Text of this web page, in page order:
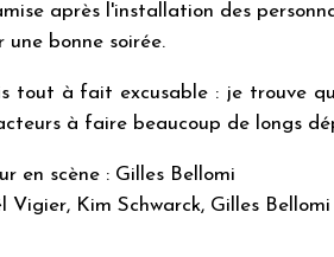
après l'installation des
une bonne soirée.
tout à fait excusable : je trouve
à faire beaucoup de longs
en scène : Gilles Bellomi
Vigier, Kim Schwarck, Gilles Bellomi